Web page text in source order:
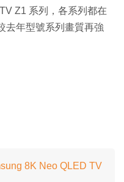
Z1 系列，各系列都在
去年型號系列畫質再強
8K Neo QLED TV